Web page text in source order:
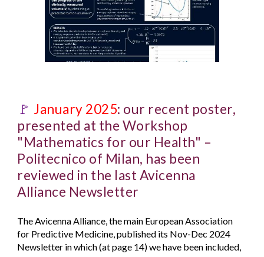
🚩 January 2025: our recent poster,
presented at the Workshop
"Mathematics for our Health" –
Politecnico of Milan, has been
reviewed in the last Avicenna
Alliance Newsletter
The Avicenna Alliance, the main European Association
for Predictive Medicine, published its Nov-Dec 2024
Newsletter in which (at page 14) we have been included,